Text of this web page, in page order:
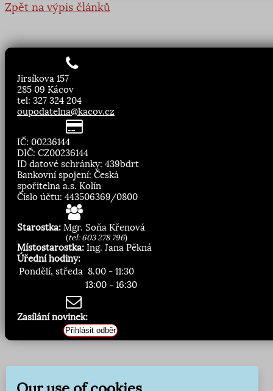
Zpět na výpis článků
Jirsíkova 157
285 09 Kácov
tel: 327 324 204
oupodatelna@kacov.cz
IČ: 00236144
DIČ: CZ00236144
ID datové schránky: 439bdrt
Bankovní spojení: Česká
spořitelna a.s. Kolín
Číslo účtu: 443506369/0800
Starostka: Mgr. Soňa Křenová
(tel: 603 278 796)
Místostarostka: Ing. Jana Pěkná
Úřední hodiny:
Pondělí, středa 8.00 - 11:30
13:00 - 16:30
Zasílání novinek:
Přihlásit odběr